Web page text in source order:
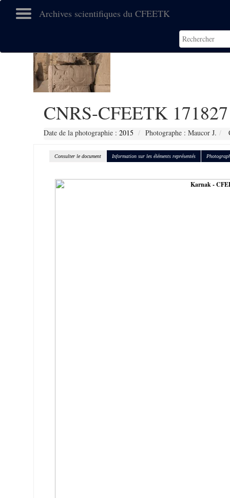
Archives scientifiques du CFEETK
CNRS-CFEETK 171827
Date de la photographie : 2015 Photographe : Maucor J.
Consulter le document Information sur les éléments représentés